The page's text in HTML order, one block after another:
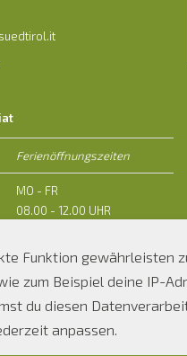
Ferienöffnungszeiten
MO - FR
08.00 - 12.00 UHR
Funktion gewährleisten
zum Beispiel deine IP-
du diesen
anpassen.